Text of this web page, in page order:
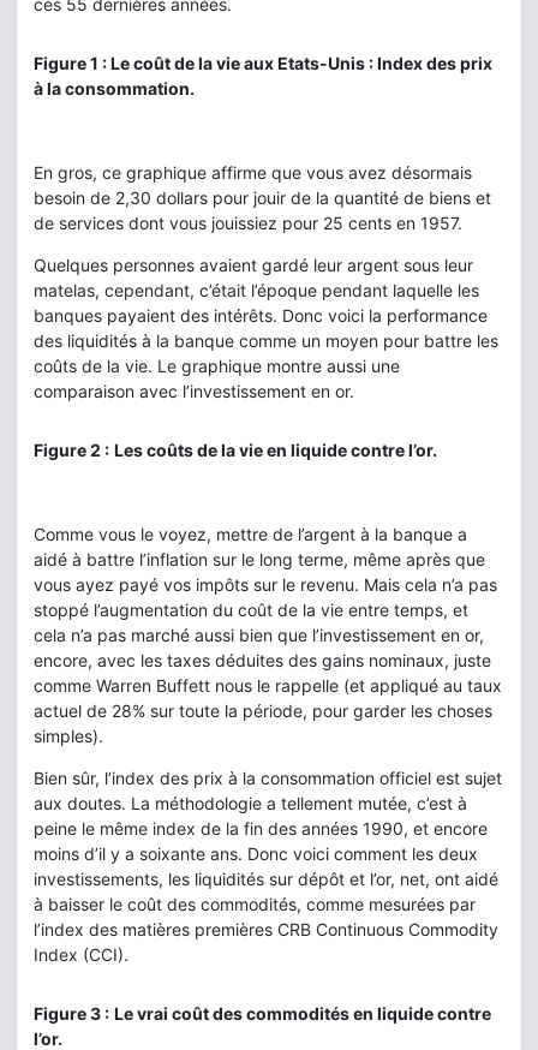
ces 55 dernières années.
Figure 1 : Le coût de la vie aux Etats-Unis : Index des prix
à la consommation.
En gros, ce graphique affirme que vous avez désormais
besoin de 2,30 dollars pour jouir de la quantité de biens et
de services dont vous jouissiez pour 25 cents en 1957.
Quelques personnes avaient gardé leur argent sous leur
matelas, cependant, c’était l’époque pendant laquelle les
banques payaient des intérêts. Donc voici la performance
des liquidités à la banque comme un moyen pour battre les
coûts de la vie. Le graphique montre aussi une
comparaison avec l’investissement en or.
Figure 2 : Les coûts de la vie en liquide contre l’or.
Comme vous le voyez, mettre de l’argent à la banque a
aidé à battre l’inflation sur le long terme, même après que
vous ayez payé vos impôts sur le revenu. Mais cela n’a pas
stoppé l’augmentation du coût de la vie entre temps, et
cela n’a pas marché aussi bien que l’investissement en or,
encore, avec les taxes déduites des gains nominaux, juste
comme Warren Buffett nous le rappelle (et appliqué au taux
actuel de 28% sur toute la période, pour garder les choses
simples).
Bien sûr, l’index des prix à la consommation officiel est sujet
aux doutes. La méthodologie a tellement mutée, c’est à
peine le même index de la fin des années 1990, et encore
moins d’il y a soixante ans. Donc voici comment les deux
investissements, les liquidités sur dépôt et l’or, net, ont aidé
à baisser le coût des commodités, comme mesurées par
l’index des matières premières CRB Continuous Commodity
Index (CCI).
Figure 3 : Le vrai coût des commodités en liquide contre
l’or.